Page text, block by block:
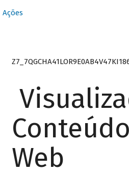
Ações
Web